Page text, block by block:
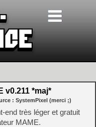
v0.211 *maj*
: SystemPixel (merci ;)
end très léger et gratuit
MAME.